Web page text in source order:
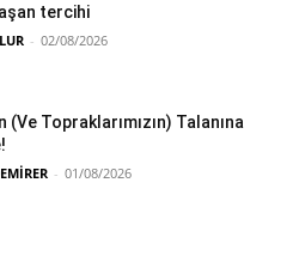
tercihi
- 02/08/2026
(Ve Topraklarımızın) Talanına
- 01/08/2026